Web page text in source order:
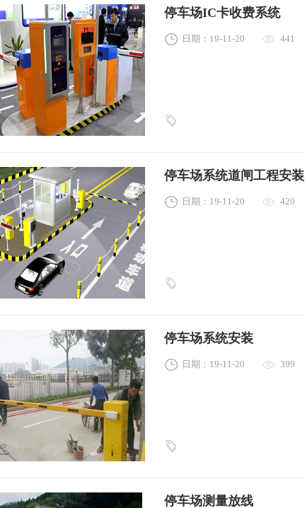
停车场IC卡收费系统
日期：19-11-20 441
停车场系统道闸工程安装
日期：19-11-20 420
停车场系统安装
日期：19-11-20 399
停车场测量放线